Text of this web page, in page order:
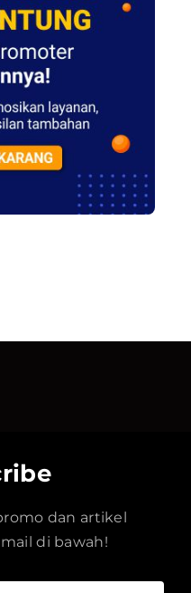
dan artikel
di bawah!